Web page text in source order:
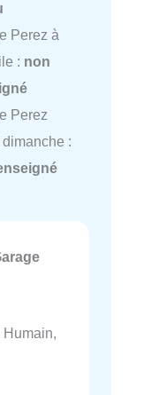
Perez à
: non
Perez
:
Humain,